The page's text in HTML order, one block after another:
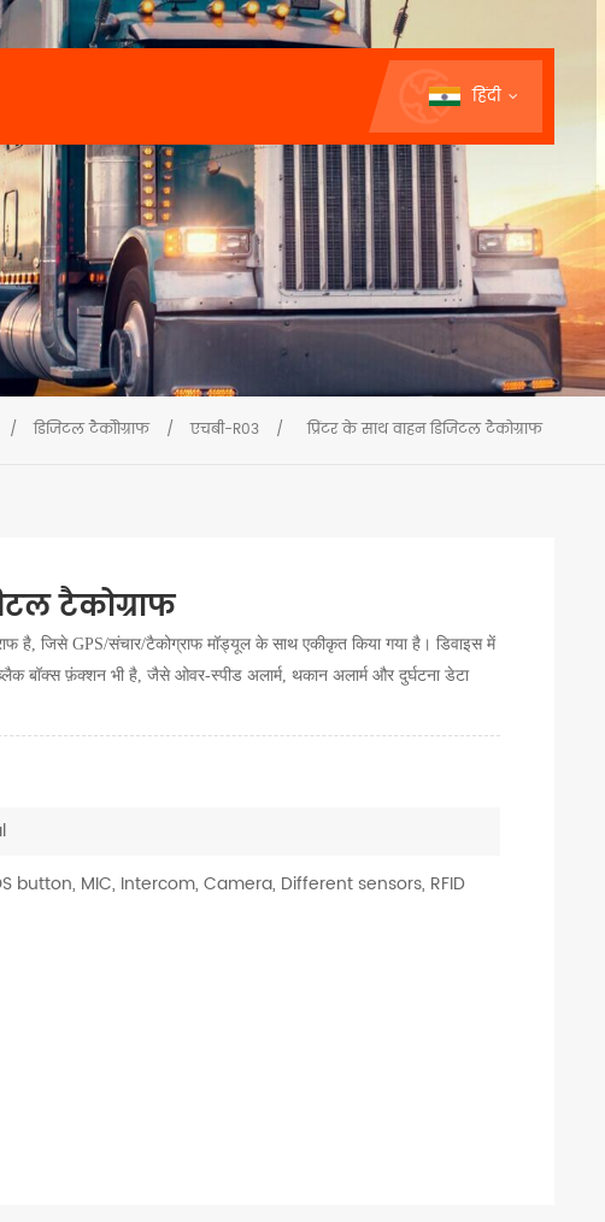
हिंदी
/ डिजिटल टैकोोग्राफ / एचबी-R03 / प्रिंटर के साथ वाहन डिजिटल टैकोग्राफ
टैकोग्राफ
है, जिसे GPS/संचार/टैकोग्राफ मॉड्यूल के साथ एकीकृत किया गया है। डिवाइस में
बॉक्स फ़ंक्शन भी है, जैसे ओवर-स्पीड अलार्म, थकान अलार्म और दुर्घटना डेटा
button, MIC, Intercom, Camera, Different sensors, RFID